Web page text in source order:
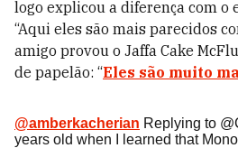
logo explicou a diferença com o
“Aqui eles são mais parecidos
amigo provou o Jaffa Cake
de papelão: “Eles são muito
@amberkacherian Replying to
years old when I learned that